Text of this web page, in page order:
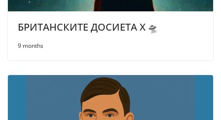
БРИТАНСКИТЕ ДОСИЕТА Х 🛸
9 months